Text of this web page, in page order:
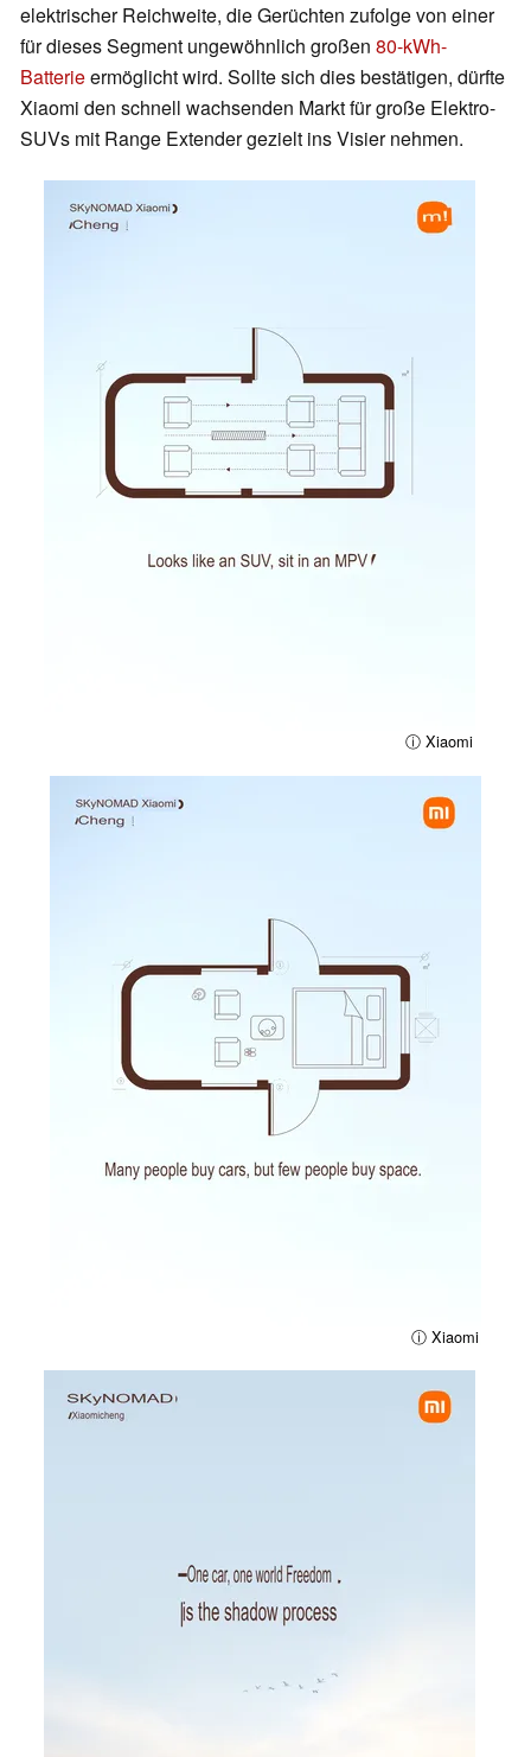
elektrischer Reichweite, die Gerüchten zufolge von einer
für dieses Segment ungewöhnlich großen 80-kWh-
Batterieermöglicht wird. Sollte sich dies bestätigen, dürfte
Xiaomi den schnell wachsenden Markt für große Elektro-
SUVs mit Range Extender gezielt ins Visier nehmen.
ⓘ Xiaomi
ⓘ Xiaomi